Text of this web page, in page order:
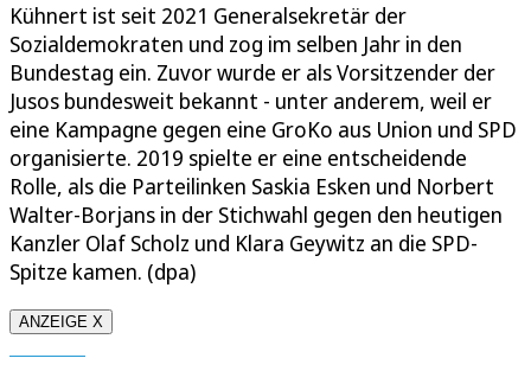
Kühnert ist seit 2021 Generalsekretär der
Sozialdemokraten und zog im selben Jahr in den
Bundestag ein. Zuvor wurde er als Vorsitzender der
Jusos bundesweit bekannt - unter anderem, weil er
eine Kampagne gegen eine GroKo aus Union und SPD
organisierte. 2019 spielte er eine entscheidende
Rolle, als die Parteilinken Saskia Esken und Norbert
Walter-Borjans in der Stichwahl gegen den heutigen
Kanzler Olaf Scholz und Klara Geywitz an die SPD-
Spitze kamen. (dpa)
ANZEIGE X